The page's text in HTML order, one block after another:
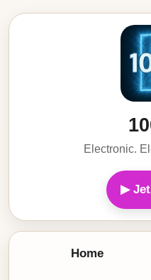
Electronic.
▶
Home